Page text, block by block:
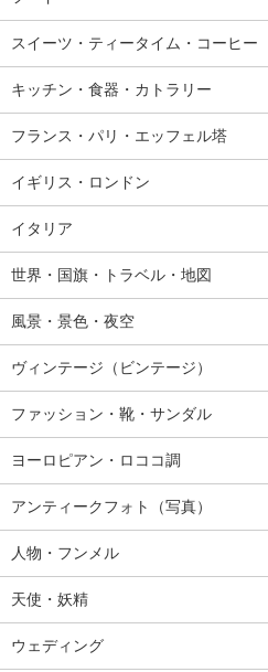
スイーツ・ティータイム・コーヒー
キッチン・食器・カトラリー
フランス・パリ・エッフェル塔
イギリス・ロンドン
イタリア
世界・国旗・トラベル・地図
風景・景色・夜空
ヴィンテージ（ビンテージ）
ファッション・靴・サンダル
ヨーロピアン・ロココ調
アンティークフォト（写真）
人物・フンメル
天使・妖精
ウェディング